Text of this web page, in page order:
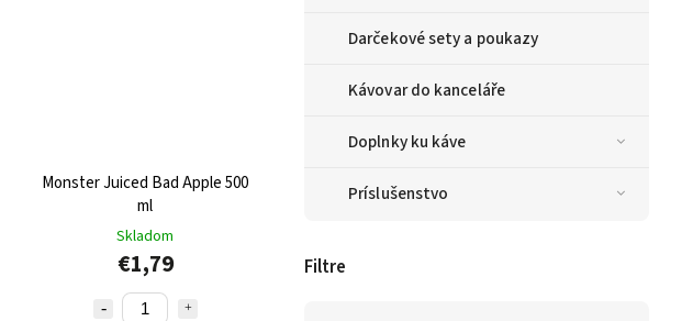
Darčekové sety a poukazy
Kávovar do kanceláře
Doplnky ku káve
Príslušenstvo
Filtre
Monster Juiced Bad Apple 500
ml
Skladom
€1,79